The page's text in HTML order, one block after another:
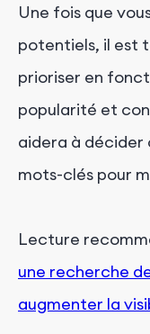
Une fois que
potentiels, il est
prioriser en
popularité et
aidera à décider
mots-clés pour
Lecture
une recherche
augmenter la